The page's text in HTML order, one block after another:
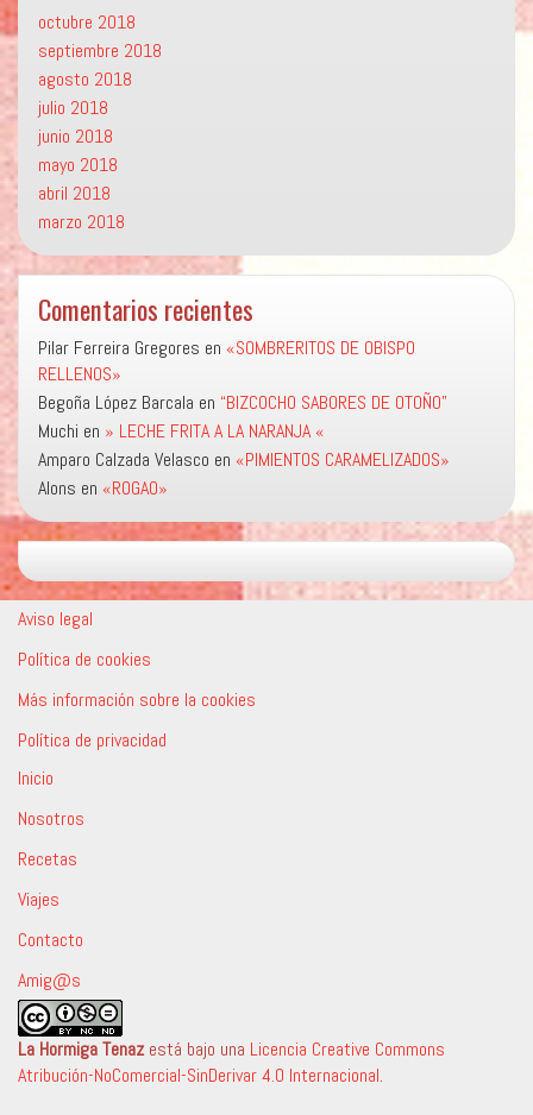
octubre 2018
septiembre 2018
agosto 2018
julio 2018
junio 2018
mayo 2018
abril 2018
marzo 2018
Comentarios recientes
Pilar Ferreira Gregores en «SOMBRERITOS DE OBISPO
RELLENOS»
Begoña López Barcala en “BIZCOCHO SABORES DE OTOÑO”
Muchi en » LECHE FRITA A LA NARANJA «
Amparo Calzada Velasco en «PIMIENTOS CARAMELIZADOS»
Alons en «ROGAO»
Aviso legal
Política de cookies
Más información sobre la cookies
Política de privacidad
Inicio
Nosotros
Recetas
Viajes
Contacto
Amig@s
La Hormiga Tenazestá bajo una Licencia Creative Commons
Atribución-NoComercial-SinDerivar 4.0 Internacional.